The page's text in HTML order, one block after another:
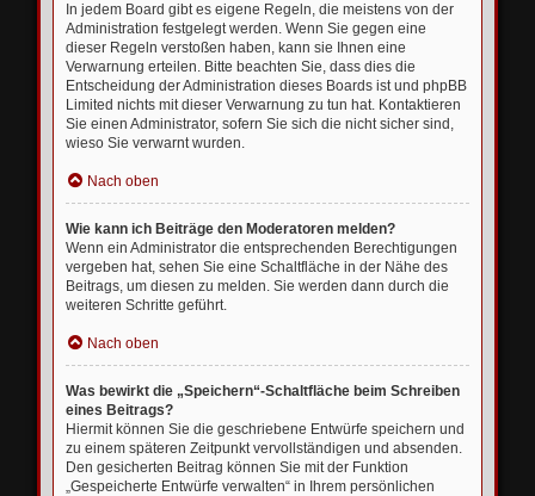
In jedem Board gibt es eigene Regeln, die meistens von der
Administration festgelegt werden. Wenn Sie gegen eine
dieser Regeln verstoßen haben, kann sie Ihnen eine
Verwarnung erteilen. Bitte beachten Sie, dass dies die
Entscheidung der Administration dieses Boards ist und phpBB
Limited nichts mit dieser Verwarnung zu tun hat. Kontaktieren
Sie einen Administrator, sofern Sie sich die nicht sicher sind,
wieso Sie verwarnt wurden.
Nach oben
Wie kann ich Beiträge den Moderatoren melden?
Wenn ein Administrator die entsprechenden Berechtigungen
vergeben hat, sehen Sie eine Schaltfläche in der Nähe des
Beitrags, um diesen zu melden. Sie werden dann durch die
weiteren Schritte geführt.
Nach oben
Was bewirkt die „Speichern“-Schaltfläche beim Schreiben
eines Beitrags?
Hiermit können Sie die geschriebene Entwürfe speichern und
zu einem späteren Zeitpunkt vervollständigen und absenden.
Den gesicherten Beitrag können Sie mit der Funktion
„Gespeicherte Entwürfe verwalten“ in Ihrem persönlichen